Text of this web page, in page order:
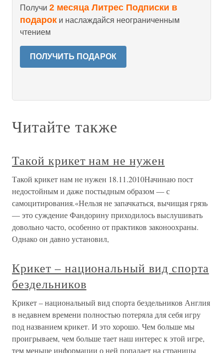
Получи 2 месяца Литрес Подписки в
подарок и наслаждайся неограниченным
чтением
ПОЛУЧИТЬ ПОДАРОК
Читайте также
Такой крикет нам не нужен
Такой крикет нам не нужен 18.11.2010Начинаю пост
недостойным и даже постыдным образом — с
самоцитирования.«Нельзя не запачкаться, вычищая грязь
— это суждение Фандорину приходилось выслушивать
довольно часто, особенно от практиков законоохраны.
Однако он давно установил,
Крикет – национальный вид спорта
бездельников
Крикет – национальный вид спорта бездельников Англия
в недавнем времени полностью потеряла для себя игру
под названием крикет. И это хорошо. Чем больше мы
проигрываем, чем больше тает наш интерес к этой игре,
тем меньше информации о ней попадает на страницы